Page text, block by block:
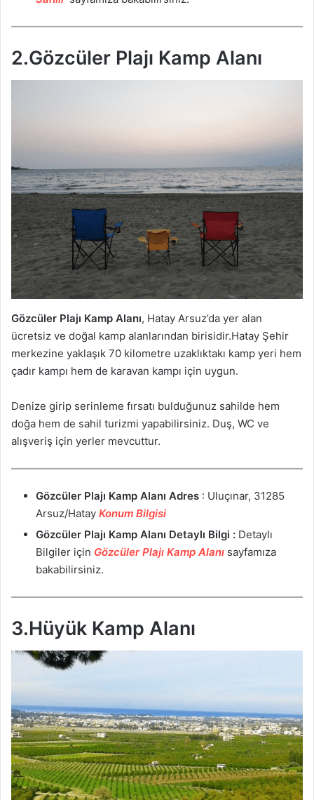
2.Gözcüler Plajı Kamp Alanı
Gözcüler Plajı Kamp Alanı, Hatay Arsuz’da yer alan
ücretsiz ve doğal kamp alanlarından birisidir.Hatay Şehir
merkezine yaklaşık 70 kilometre uzaklıktakı kamp yeri hem
çadır kampı hem de karavan kampı için uygun.
Denize girip serinleme fırsatı bulduğunuz sahilde hem
doğa hem de sahil turizmi yapabilirsiniz. Duş, WC ve
alışveriş için yerler mevcuttur.
Gözcüler Plajı Kamp Alanı Adres : Uluçınar, 31285
Arsuz/Hatay Konum Bilgisi
Gözcüler Plajı Kamp Alanı Detaylı Bilgi : Detaylı
Bilgiler için Gözcüler Plajı Kamp Alanı sayfamıza
bakabilirsiniz.
3.Hüyük Kamp Alanı